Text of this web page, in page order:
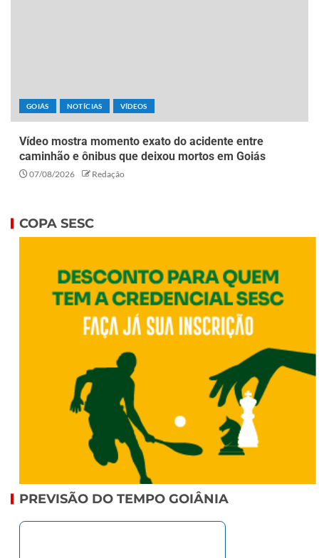
GOIÁS NOTÍCIAS VÍDEOS
Vídeo mostra momento exato do acidente entre
caminhão e ônibus que deixou mortos em Goiás
07/08/2026 Redação
COPA SESC
PREVISÃO DO TEMPO GOIÂNIA